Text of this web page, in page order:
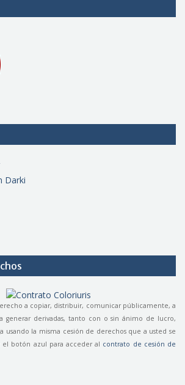
Darki
a copiar, distribuir, comunicar públicamente, a
generar derivadas, tanto con o sin ánimo de lucro,
usando la misma cesión de derechos que a usted se
botón azul para acceder al contrato de cesión de